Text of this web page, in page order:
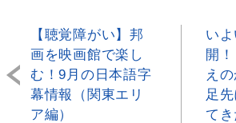
【聴覚障がい】邦
画を映画館で楽し
む！9月の日本語字
幕情報（関東エリ
ア編）
い
開
え
足
てき